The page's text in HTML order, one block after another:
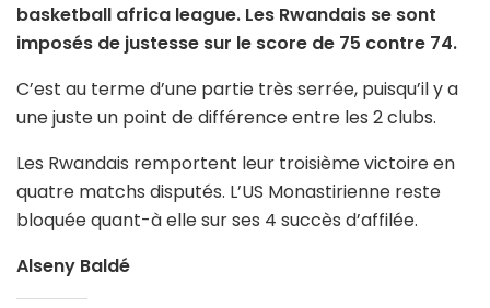
basketball africa league. Les Rwandais se sont
imposés de justesse sur le score de 75 contre 74.
C’est au terme d’une partie très serrée, puisqu’il y a
une juste un point de différence entre les 2 clubs.
Les Rwandais remportent leur troisième victoire en
quatre matchs disputés. L’US Monastirienne reste
bloquée quant-à elle sur ses 4 succès d’affilée.
Alseny Baldé